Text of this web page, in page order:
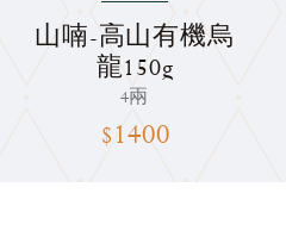
山喃-高山有機烏
龍150g
4兩
$1400